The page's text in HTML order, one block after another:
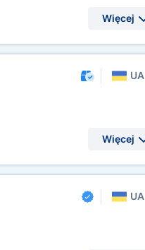
Więcej
UA
Więcej
UA